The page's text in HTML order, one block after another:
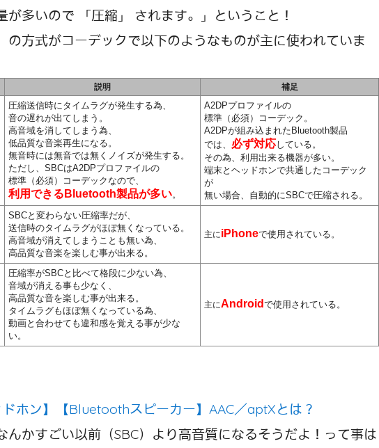
が多いので 「圧縮」 されます。」ということ！
の方式がコーデックで以下のようなものが主に使われていま
説明 補足
圧縮送信時にタイムラグが発生する為、
音の遅れが出てしまう。
高音域を消してしまう為、
低品質な音楽再生になる。
無音時には無音では無くノイズが発生する。
ただし、SBCはA2DPプロファイルの
標準（必須）コーデックなので、
利用できるBluetooth製品が多い。
A2DPプロファイルの
標準（必須）コーデック。
A2DPが組み込まれたBluetooth製品
では、 必ず対応している。
その為、利用出来る機器が多い。
端末とヘッドホンで共通したコーデック
が
無い場合、自動的にSBCで圧縮される。
SBCと変わらない圧縮率だが、
送信時のタイムラグがほぼ無くなっている。
高音域が消えてしまうことも無い為、
高品質な音楽を楽しむ事が出来る。
主にiPhoneで使用されている。
圧縮率がSBCと比べて格段に少ない為、
音域が消える事も少なく、
高品質な音を楽しむ事が出来る。
タイムラグもほぼ無くなっている為、
動画と合わせても違和感を覚える事が少な
い。
主にAndroid で使用されている。
ドホン】【Bluetoothスピーカー】AAC／aptXとは？
んかすごい以前（SBC）より高音質になるそうだよ！って事は